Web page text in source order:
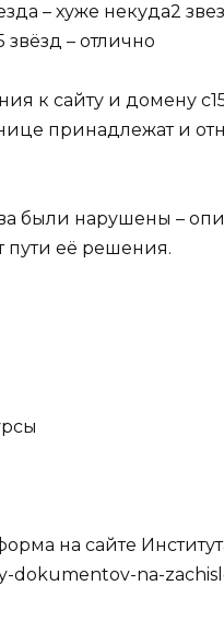
– хуже некуда2
– отлично
к сайту и домену
принадлежат и
были нарушены –
пути её решения.
на сайте
dokumentov-na-